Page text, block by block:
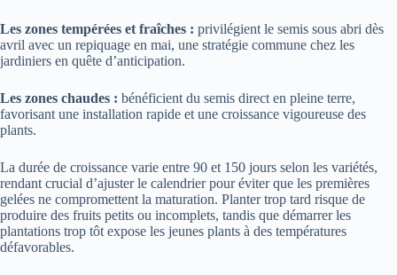
Les zones tempérées et fraîches : privilégient le semis sous abri dès
avril avec un repiquage en mai, une stratégie commune chez les
jardiniers en quête d’anticipation.
Les zones chaudes : bénéficient du semis direct en pleine terre,
favorisant une installation rapide et une croissance vigoureuse des
plants.
La durée de croissance varie entre 90 et 150 jours selon les variétés,
rendant crucial d’ajuster le calendrier pour éviter que les premières
gelées ne compromettent la maturation. Planter trop tard risque de
produire des fruits petits ou incomplets, tandis que démarrer les
plantations trop tôt expose les jeunes plants à des températures
défavorables.